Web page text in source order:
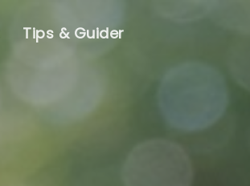
Tips & Guider